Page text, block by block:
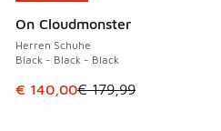
On Cloudmonster
Herren Schuhe
Black - Black - Black
Dieser Artikel ist im Sale. Der
€ 140,00€ 179,99